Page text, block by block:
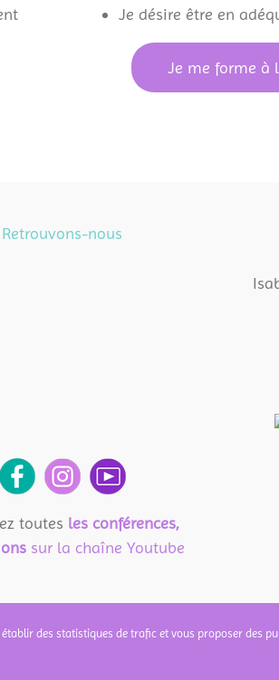
Je désire être en
Je me forme à
Retrouvons-nous
toutes les conférences,
sur la chaîne Youtube
des statistiques de trafic et vous proposer des